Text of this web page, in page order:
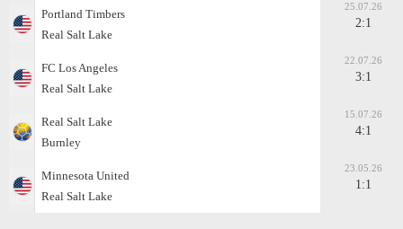
Portland Timbers
Real Salt Lake
25.07.26
2:1
FC Los Angeles
Real Salt Lake
22.07.26
3:1
Real Salt Lake
Burnley
15.07.26
4:1
Minnesota United
Real Salt Lake
23.05.26
1:1